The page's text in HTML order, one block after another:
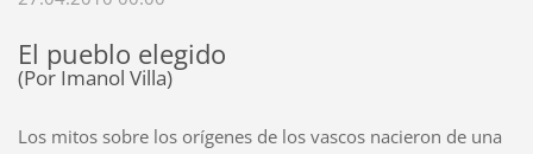
El pueblo elegido
(Por Imanol Villa)
Los mitos sobre los orígenes de los vascos nacieron de una